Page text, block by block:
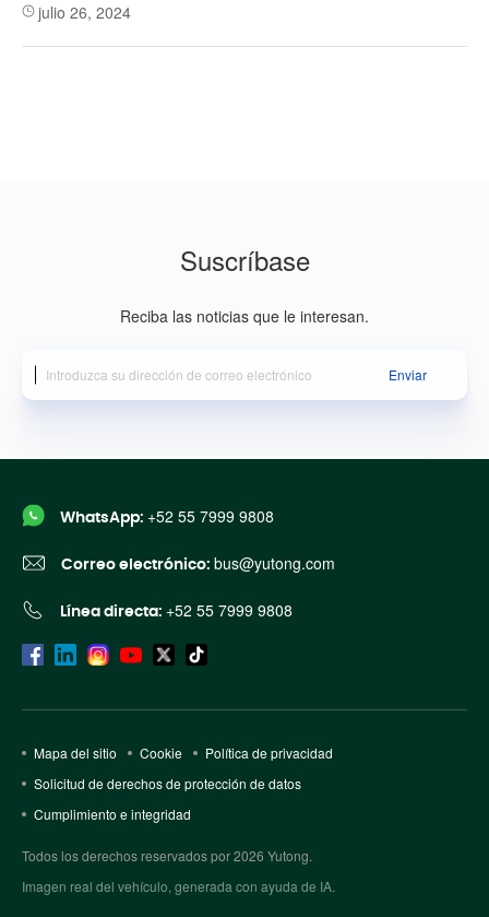
julio 26, 2024
Suscríbase
Reciba las noticias que le interesan.
Enviar
WhatsApp: +52 55 7999 9808
Correo electrónico: bus@yutong.com
Línea directa: +52 55 7999 9808
Mapa del sitio Cookie
Política de privacidad
Solicitud de derechos de protección de datos
Cumplimiento e integridad
Todos los derechos reservados por 2026 Yutong.
Imagen real del vehículo, generada con ayuda de IA.